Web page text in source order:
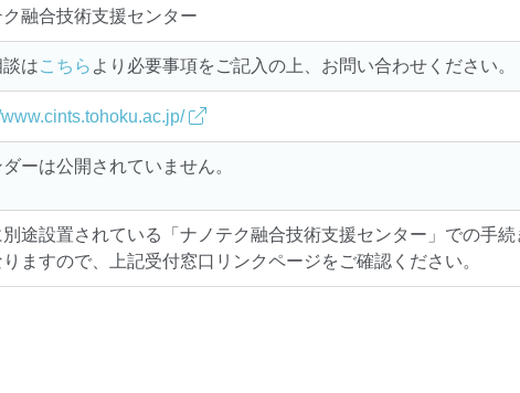
融合技術支援センター
はこちら より必要事項をご記入の上、お問い合わせください。
www.cints.tohoku.ac.jp/
ーは公開されていません。
途設置されている「ナノテク融合技術支援センター」での手
りますので、上記受付窓口リンクページをご確認ください。